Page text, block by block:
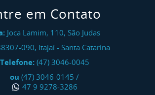
em Contato
Joca Lamim, 110, São Judas
090, Itajaí- Santa Catarina
Telefone: (47) 3046-0045
ou (47) 3046-0145 /
47 9 9278-3286